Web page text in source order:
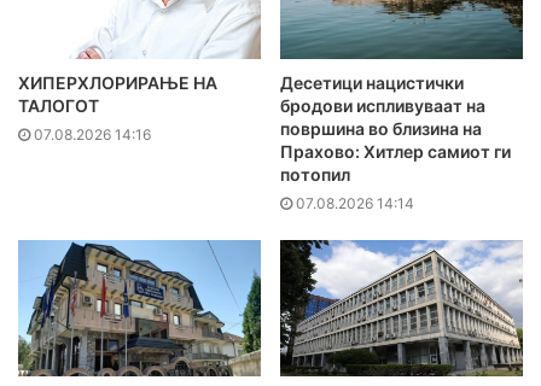
ХИПЕРХЛОРИРАЊЕ НА
ТАЛОГОТ
07.08.2026 14:16
Десетици нацистички
бродови испливуваат на
површина во близина на
Прахово: Хитлер самиот ги
потопил
07.08.2026 14:14